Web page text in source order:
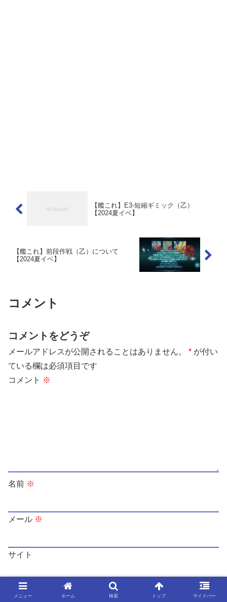
【艦これ】E3-短縮ギミック（乙）
【2024夏イベ】
【艦これ】前段作戦（乙）について
【2024夏イベ】
コメント
コメントをどうぞ
メールアドレスが公開されることはありません。 * が付い
ている欄は必須項目です
コメント ※
名前 ※
メール ※
サイト
次回のコメントで使用するためブラウザーに自分の名
メニュー ホーム 検索 トップ サイドバー